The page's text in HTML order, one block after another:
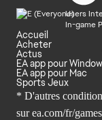
Users
In-game
Accueil
Acheter
Actus
EA app pour
EA app pour Mac
Sports Jeux
* D'autres
sur ea.com/fr/